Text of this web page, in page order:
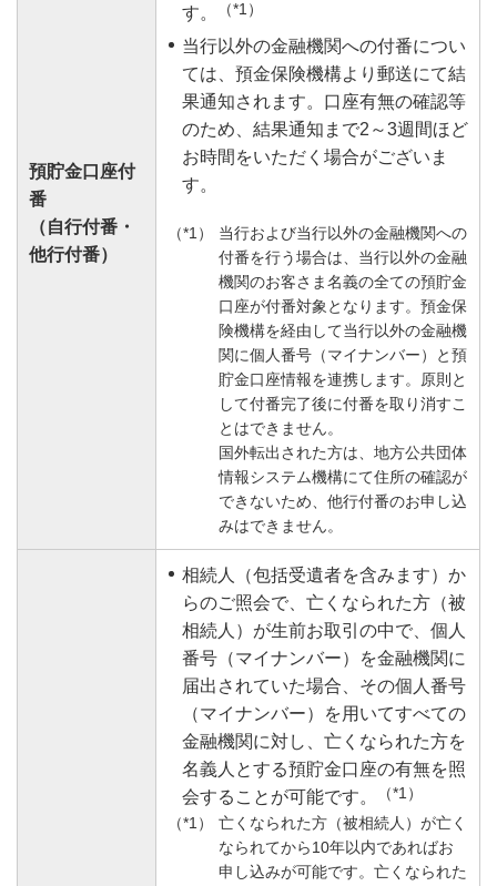
預貯金口座付
番
（自行付番・
他行付番）
す。
（*1）
当行以外の金融機関への付番につい
ては、預金保険機構より郵送にて結
果通知されます。口座有無の確認等
のため、結果通知まで2～3週間ほど
お時間をいただく場合がございま
す。
当行および当行以外の金融機関への
付番を行う場合は、当行以外の金融
機関のお客さま名義の全ての預貯金
口座が付番対象となります。預金保
険機構を経由して当行以外の金融機
関に個人番号（マイナンバー）と預
貯金口座情報を連携します。原則と
して付番完了後に付番を取り消すこ
とはできません。
国外転出された方は、地方公共団体
情報システム機構にて住所の確認が
できないため、他行付番のお申し込
みはできません。
相続人（包括受遺者を含みます）か
らのご照会で、亡くなられた方（被
相続人）が生前お取引の中で、個人
番号（マイナンバー）を金融機関に
届出されていた場合、その個人番号
（マイナンバー）を用いてすべての
金融機関に対し、亡くなられた方を
名義人とする預貯金口座の有無を照
会することが可能です。
（*1）
亡くなられた方（被相続人）が亡く
なられてから10年以内であればお
申し込みが可能です。亡くなられた